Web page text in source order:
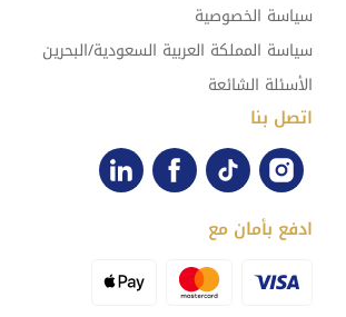
سياسة الخصوصية
سياسة المملكة العربية السعودية/البحرين
الأسئلة الشائعة
اتصل بنا
ادفع بأمان مع